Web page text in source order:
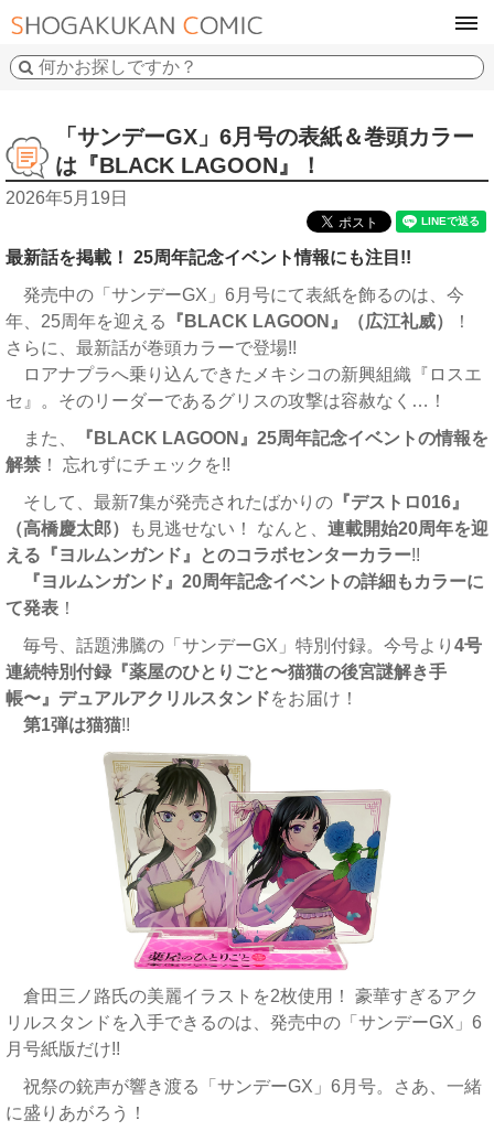
「サンデーGX」6月号の表紙＆巻頭カラー
は『BLACK LAGOON』！
2026年5月19日
最新話を掲載！ 25周年記念イベント情報にも注目!!
発売中の「サンデーGX」6月号にて表紙を飾るのは、今
年、25周年を迎える
『BLACK LAGOON』（広江礼威）
！
さらに、最新話が巻頭カラーで登場!!
ロアナプラへ乗り込んできたメキシコの新興組織『ロスエ
セ』。そのリーダーであるグリスの攻撃は容赦なく…！
また、
『BLACK LAGOON』25周年記念イベントの情報を
解禁 ！ 忘れずにチェックを!!
そして、最新7集が発売されたばかりの 『デストロ016』
（高橋慶太郎）
も見逃せない！ なんと、 連載開始20周年を迎
える『ヨルムンガンド』とのコラボセンターカラー!!
『ヨルムンガンド』20周年記念イベントの詳細もカラーに
て発表 ！
毎号、話題沸騰の「サンデーGX」特別付録。今号より 4号
連続特別付録『薬屋のひとりごと〜猫猫の後宮謎解き手
帳〜』デュアルアクリルスタンドをお届け！
第1弾は猫猫!!
倉田三ノ路氏の美麗イラストを2枚使用！ 豪華すぎるアク
リルスタンドを入手できるのは、発売中の「サンデーGX」6
月号紙版だけ!!
祝祭の銃声が響き渡る「サンデーGX」6月号。さあ、一緒
に盛りあがろう！